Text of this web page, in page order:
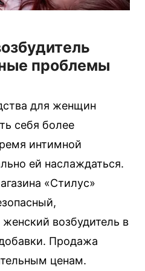
проблемы
для женщин
себя более
интимной
ей наслаждаться.
«Стилус»
возбудитель в
Продажа
ценам.